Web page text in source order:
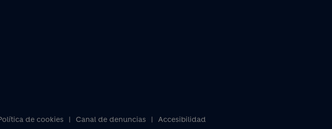
de cookies Canal de denuncias Accesibilidad